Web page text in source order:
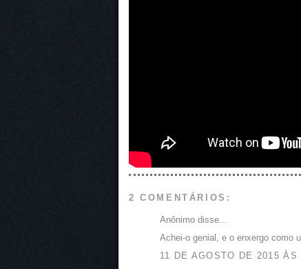
2 COMENTÁRIOS:
Anônimo disse...
Achei-o genial, e o enxergo como
11 DE AGOSTO DE 2015 ÀS